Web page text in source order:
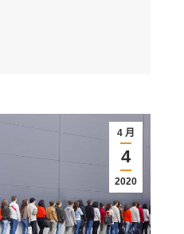
4 月
4
2020